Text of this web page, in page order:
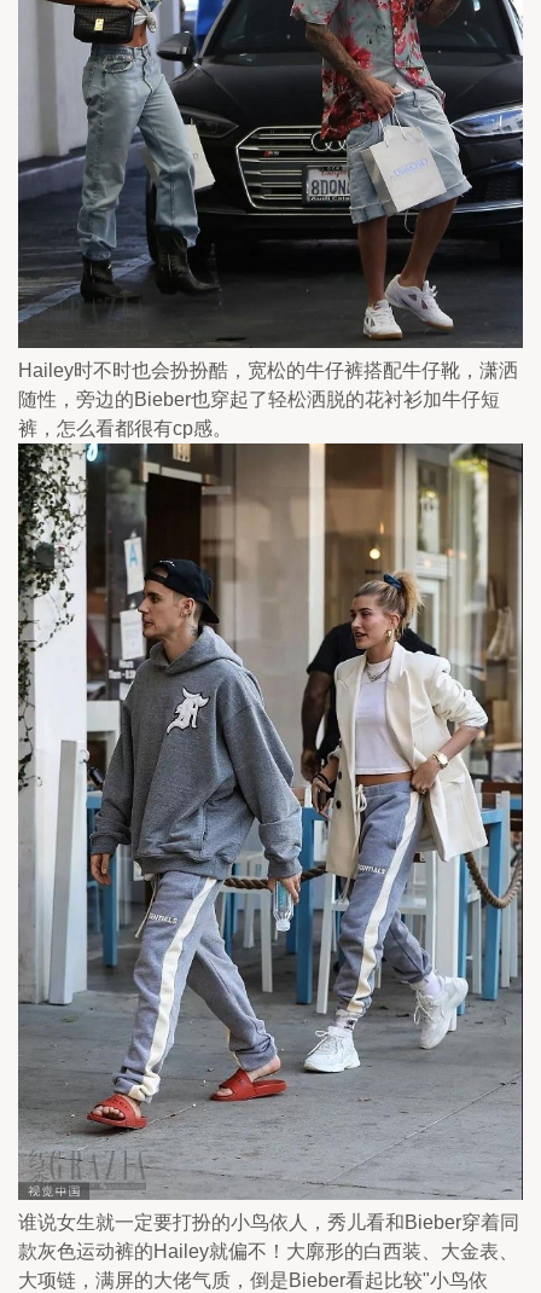
Hailey时不时也会扮扮酷，宽松的牛仔裤搭配牛仔靴，潇洒
随性，旁边的Bieber也穿起了轻松洒脱的花衬衫加牛仔短
裤，怎么看都很有cp感。
谁说女生就一定要打扮的小鸟依人，秀儿看和Bieber穿着同
款灰色运动裤的Hailey就偏不！大廓形的白西装、大金表、
大项链，满屏的大佬气质，倒是Bieber看起比较"小鸟依